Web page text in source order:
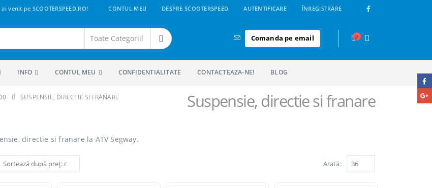
venit pe SCOOTERSPEED.RO! CONTUL MEU DESPRE SCOOTERSPEED AUTENTIFICARE ÎNREGISTRARE
Comanda pe email
INFO CONTUL MEU CONFIDENTIALITATE CONTACTEAZA-NE! BLOG
Suspensie, directie si franare
SUSPENSIE, DIRECTIE SI FRANARE
directie si franare la ATV Segway.
Arată: